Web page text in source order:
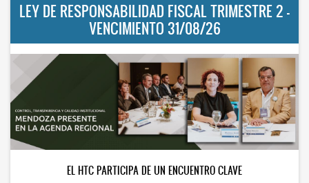
LEY DE RESPONSABILIDAD FISCAL TRIMESTRE 2 -
VENCIMIENTO 31/08/26
EN BUSCA DE LA MEJORA CONTÍNUA